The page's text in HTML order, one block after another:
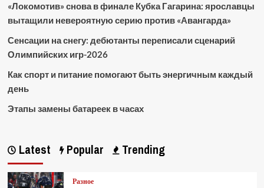
«Локомотив» снова в финале Кубка Гагарина: ярославцы
вытащили невероятную серию против «Авангарда»
Сенсации на снегу: дебютанты переписали сценарий
Олимпийских игр-2026
Как спорт и питание помогают быть энергичным каждый
день
Этапы замены батареек в часах
Latest Popular Trending
Разное